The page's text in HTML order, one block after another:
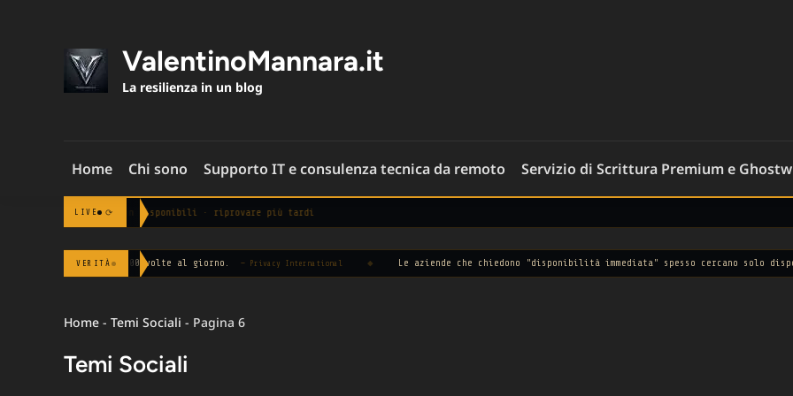
ValentinoMannara.it
La resilienza in un blog
Home Chi sono Supporto IT e consulenza tecnica da remoto Servizio di Scrittura Premium e
LIVE ⟳
Notizie non disponibili · riprovare più tardi
VERITÀ
media 100 volte al giorno. — Privacy International ◆ Le aziende che chiedono "disponibilità immediata" spesso cercano solo disperazione. —
Home - Temi Sociali - Pagina 6
Temi Sociali